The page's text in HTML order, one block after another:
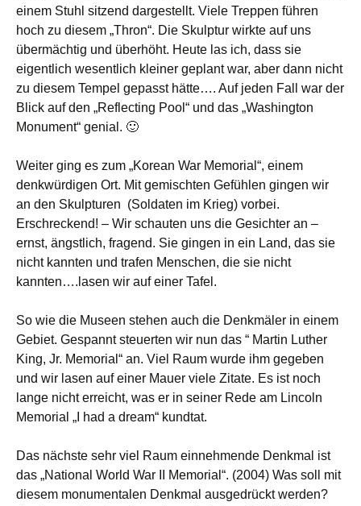
einem Stuhl sitzend dargestellt. Viele Treppen führen
hoch zu diesem „Thron“. Die Skulptur wirkte auf uns
übermächtig und überhöht. Heute las ich, dass sie
eigentlich wesentlich kleiner geplant war, aber dann nicht
zu diesem Tempel gepasst hätte…. Auf jeden Fall war der
Blick auf den „Reflecting Pool“ und das „Washington
Monument“ genial. 🙂
Weiter ging es zum „Korean War Memorial“, einem
denkwürdigen Ort. Mit gemischten Gefühlen gingen wir
an den Skulpturen (Soldaten im Krieg) vorbei.
Erschreckend! – Wir schauten uns die Gesichter an –
ernst, ängstlich, fragend. Sie gingen in ein Land, das sie
nicht kannten und trafen Menschen, die sie nicht
kannten….lasen wir auf einer Tafel.
So wie die Museen stehen auch die Denkmäler in einem
Gebiet. Gespannt steuerten wir nun das “ Martin Luther
King, Jr. Memorial“ an. Viel Raum wurde ihm gegeben
und wir lasen auf einer Mauer viele Zitate. Es ist noch
lange nicht erreicht, was er in seiner Rede am Lincoln
Memorial „I had a dream“ kundtat.
Das nächste sehr viel Raum einnehmende Denkmal ist
das „National World War II Memorial“. (2004) Was soll mit
diesem monumentalen Denkmal ausgedrückt werden?